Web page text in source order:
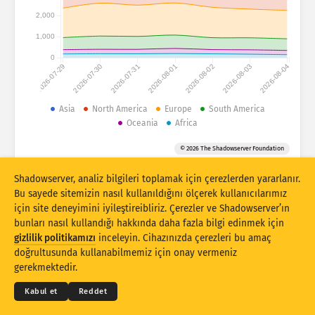
Saldırı istatistikleri: Cihazlar
Veri kümesi
Üst üste binen
Sonuçları otomatik olarak güncelle
Güncelle Sıfırla
PNG olarak indir
2026-07-29 2026-07-30 2026-07-31 2026-08-01 2026-08-02 2026-08-03 2026-08-04
0
1,000
2,000
Asia North America Europe
South America
Oceania
Africa
© 2026 The Shadowserver Foundation
© 2026THE SHADOWSERVER FOUNDATION
Gizlilik ve Şartlar
Bizimle İletişime Geçin Krediler
Shadowserver, analiz bilgileri toplamak için çerezlerden yararlanır.
Bu sayede sitemizin nasıl kullanıldığını ölçerek kullanıcılarımız
için site deneyimini iyileştireibliriz. Çerezler ve Shadowserver’ın
bunları nasıl kullandığı hakkında daha fazla bilgi edinmek için
gizlilik politikamızı inceleyin. Cihazınızda çerezleri bu amaç
doğrultusunda kullanabilmemiz için onay vermeniz
gerekmektedir.
Kabul et Reddet